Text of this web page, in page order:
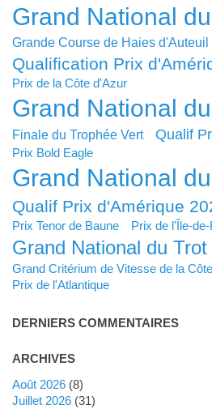
Grand National
Grande Course de Haies d'Auteuil
Qualification Prix
Prix de la Côte d'Azur
Grand National
Finale du Trophée Vert Qualif
Prix Bold Eagle
Grand National
Qualif Prix d'Amérique
Prix Tenor de Baune Prix de l'Île-
Grand National du
Grand Critérium de Vitesse de la
Prix de l'Atlantique
DERNIERS COMMENTAIRES
ARCHIVES
août 2026(8)
juillet 2026(31)